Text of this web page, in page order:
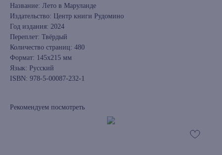
Название: Лето в Маруланде
Издательство: Центр книги Рудомино
Год издания: 2024
Переплет: Твёрдый
Количество страниц: 480
Формат: 145x215 мм
Язык: Русский
ISBN: 978-5-00087-232-1
Рекомендуем посмотреть